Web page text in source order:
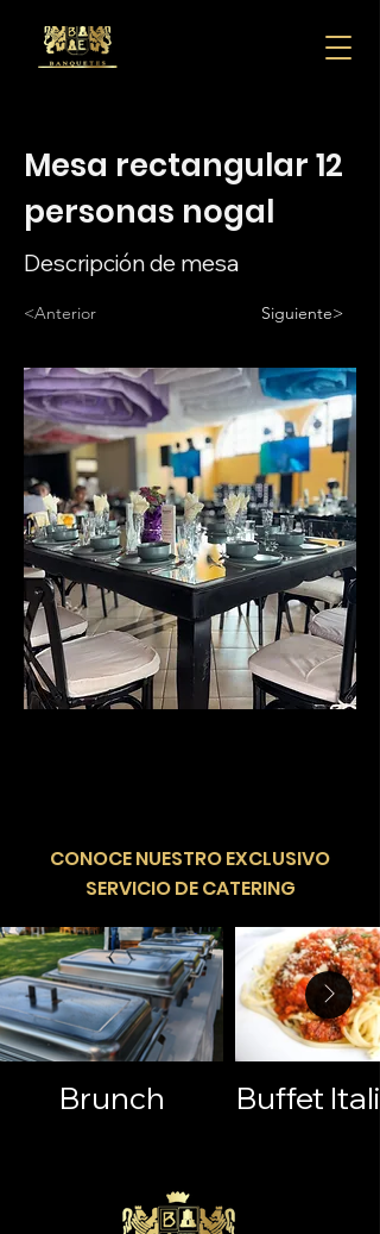
Mesa rectangular 12
personas nogal
Descripción de mesa
<Anterior Siguiente>
​CONOCE NUESTRO EXCLUSIVO
SERVICIO DE CATERING
Brunch Buffet